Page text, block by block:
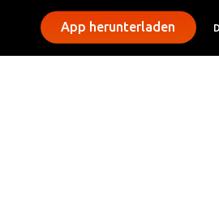
App herunterladen